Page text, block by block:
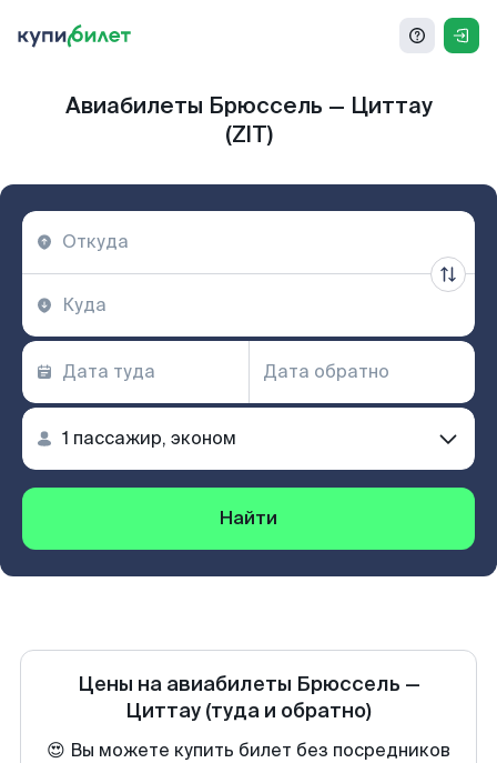
Авиабилеты Брюссель — Циттау
(ZIT)
Найти
Цены на авиабилеты Брюссель —
Циттау (туда и обратно)
😍 Вы можете купить билет без посредников